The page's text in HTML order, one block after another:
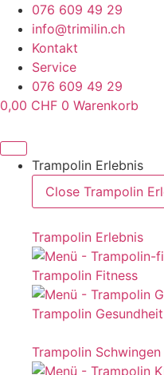
Zum
Inhalt
springen
076 609 49 29
info@trimilin.ch
Kontakt
Service
076 609 49 29
0,00 CHF 0 Warenkorb
Trampolin Erlebnis
Close Trampolin
Trampolin Erlebnis
Trampolin Fitness
Trampolin Gesundheit
Trampolin Schwingen